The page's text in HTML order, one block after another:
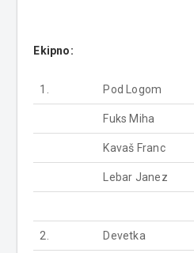
Ekipno:
1. Pod Logom
Fuks Miha
Kavaš Franc
Lebar Janez
2. Devetka